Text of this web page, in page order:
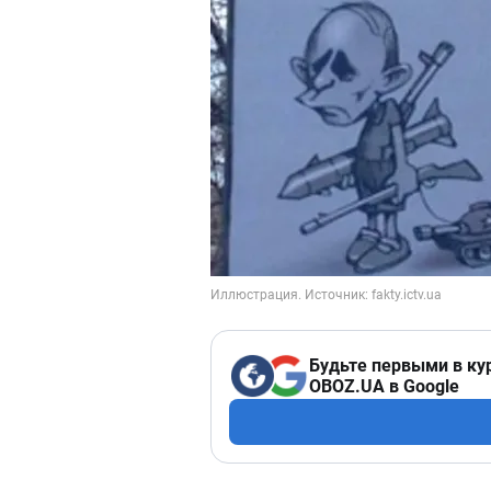
Будьте первыми в
OBOZ.UA в Google